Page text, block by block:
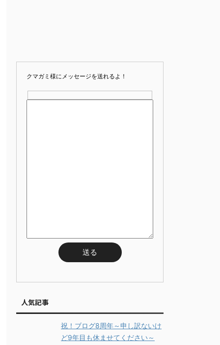
クマガミ様にメッセージを送れるよ！
人気記事
祝！ブログ8周年～申し訳ないけ
ど9年目も休ませてください～